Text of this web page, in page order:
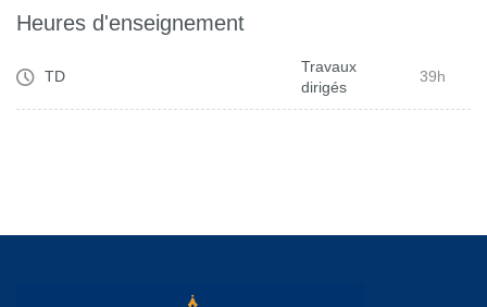
Heures d'enseignement
TD
Travaux
dirigés
39h